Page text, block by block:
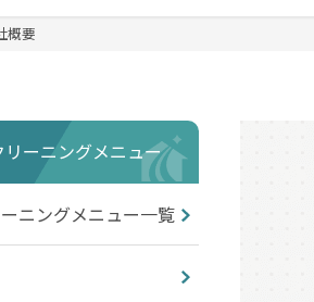
概要
リーニングメニュー
ニングメニュー一覧